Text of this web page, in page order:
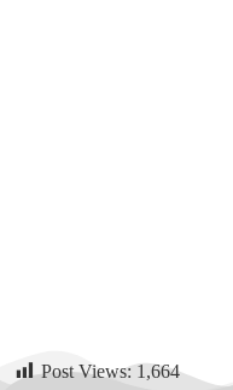
Post Views: 1,664